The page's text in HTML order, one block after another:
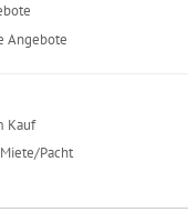
Angebote
Kauf
Pacht